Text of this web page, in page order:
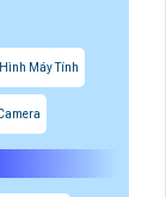
Máy Tính